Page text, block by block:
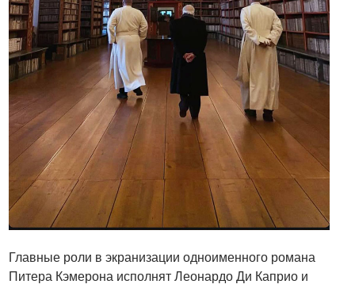
Главные роли в экранизации одноименного романа
Питера Кэмерона исполнят Леонардо Ди Каприо и